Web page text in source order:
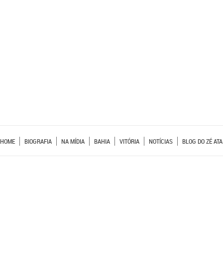
HOME BIOGRAFIA NA MÍDIA BAHIA VITÓRIA NOTÍCIAS BLOG DO ZÉ